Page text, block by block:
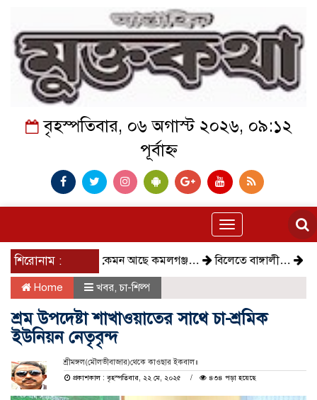
বৃহস্পতিবার, ০৬ অগাস্ট ২০২৬, ০৯:১২
পূর্বাহ্ন
Toggle
navigation
শিরোনাম :কেমন আছে কমলগঞ্জ… বিলেতে বাঙ্গালী… বিক্ষোভ,
Home খবর,চা-শিল্প
শ্রম উপদেষ্টা শাখাওয়াতের সাথে চা-শ্রমিক
ইউনিয়ন নেতৃবৃন্দ
শ্রীমঙ্গল(মৌলভীবাজার)থেকে কাওছার ইকবাল॥
প্রকাশকাল : বৃহস্পতিবার, ২২ মে, ২০২৫
৪৩৪ পড়া হয়েছে